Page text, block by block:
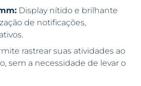
Display nítido e brilhante
de notificações,
rastrear suas atividades ao
sem a necessidade de levar o